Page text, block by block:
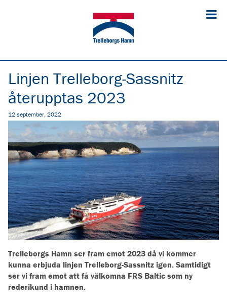
Linjen Trelleborg-Sassnitz
återupptas 2023
12 september, 2022
Trelleborgs Hamn ser fram emot 2023 då vi kommer
kunna erbjuda linjen Trelleborg-Sassnitz igen. Samtidigt
ser vi fram emot att få välkomna FRS Baltic som ny
rederikund i hamnen.